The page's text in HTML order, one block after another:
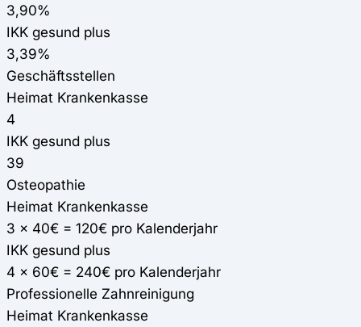
3,90%
IKK gesund plus
3,39%
Geschäftsstellen
Heimat Krankenkasse
4
IKK gesund plus
39
Osteopathie
Heimat Krankenkasse
3 x 40€ = 120€ pro Kalenderjahr
IKK gesund plus
4 x 60€ = 240€ pro Kalenderjahr
Professionelle Zahnreinigung
Heimat Krankenkasse